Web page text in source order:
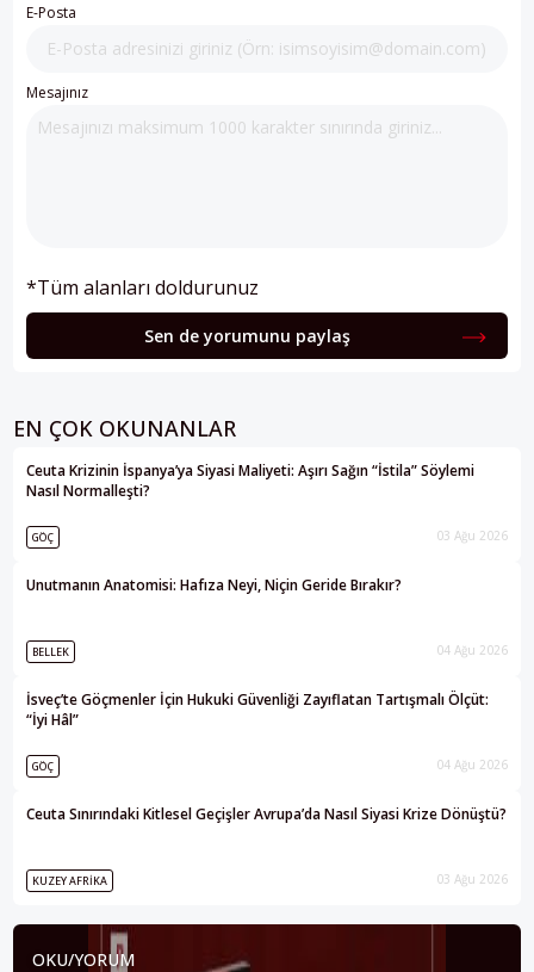
E-Posta
Mesajınız
*Tüm alanları doldurunuz
Sen de yorumunu paylaş
EN ÇOK OKUNANLAR
Ceuta Krizinin İspanya’ya Siyasi Maliyeti: Aşırı Sağın “İstila” Söylemi
Nasıl Normalleşti?
GÖÇ 03 Ağu 2026
Unutmanın Anatomisi: Hafıza Neyi, Niçin Geride Bırakır?
BELLEK 04 Ağu 2026
İsveç’te Göçmenler İçin Hukuki Güvenliği Zayıflatan Tartışmalı Ölçüt:
“İyi Hâl”
GÖÇ 04 Ağu 2026
Ceuta Sınırındaki Kitlesel Geçişler Avrupa’da Nasıl Siyasi Krize Dönüştü?
KUZEY AFRIKA 03 Ağu 2026
OKU/YORUM